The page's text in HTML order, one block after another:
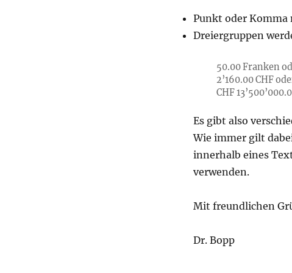
Punkt oder Komma
Dreiergruppen
50.00 Franken
2’160.00 CHF
CHF
Es gibt also
Wie immer gilt
innerhalb eines
verwenden.
Mit freundlichen
Dr. Bopp